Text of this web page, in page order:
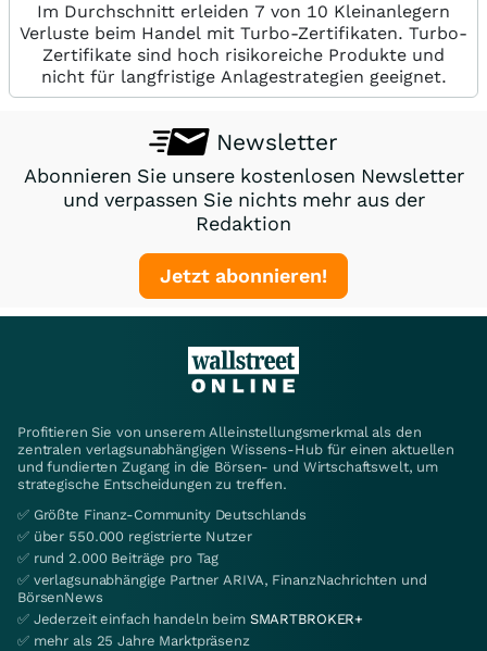
Im Durchschnitt erleiden 7 von 10 Kleinanlegern
Verluste beim Handel mit Turbo-Zertifikaten. Turbo-
Zertifikate sind hoch risikoreiche Produkte und
nicht für langfristige Anlagestrategien geeignet.
Newsletter
Abonnieren Sie unsere kostenlosen Newsletter
und verpassen Sie nichts mehr aus der
Redaktion
Jetzt abonnieren!
Profitieren Sie von unserem Alleinstellungsmerkmal als den
zentralen verlagsunabhängigen Wissens-Hub für einen aktuellen
und fundierten Zugang in die Börsen- und Wirtschaftswelt, um
strategische Entscheidungen zu treffen.
✅ Größte Finanz-Community Deutschlands
✅ über 550.000 registrierte Nutzer
✅ rund 2.000 Beiträge pro Tag
✅ verlagsunabhängige Partner ARIVA, FinanzNachrichten und
BörsenNews
✅ Jederzeit einfach handeln beim SMARTBROKER+
✅ mehr als 25 Jahre Marktpräsenz